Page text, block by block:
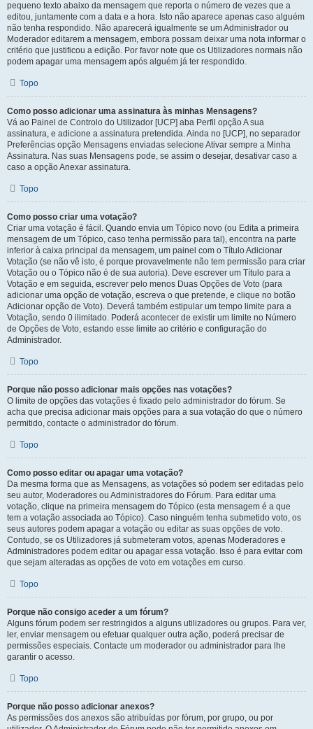
pequeno texto abaixo da mensagem que reporta o número de vezes que a
editou, juntamente com a data e a hora. Isto não aparece apenas caso alguém
não tenha respondido. Não aparecerá igualmente se um Administrador ou
Moderador editarem a mensagem, embora possam deixar uma nota informar o
critério que justificou a edição. Por favor note que os Utilizadores normais não
podem apagar uma mensagem após alguém já ter respondido.
Topo
Como posso adicionar uma assinatura às minhas Mensagens?
Vá ao Painel de Controlo do Utilizador [UCP] aba Perfil opção A sua
assinatura, e adicione a assinatura pretendida. Ainda no [UCP], no separador
Preferências opção Mensagens enviadas selecione Ativar sempre a Minha
Assinatura. Nas suas Mensagens pode, se assim o desejar, desativar caso a
caso a opção Anexar assinatura.
Topo
Como posso criar uma votação?
Criar uma votação é fácil. Quando envia um Tópico novo (ou Edita a primeira
mensagem de um Tópico, caso tenha permissão para tal), encontra na parte
inferior à caixa principal da mensagem, um painel com o Título Adicionar
Votação (se não vê isto, é porque provavelmente não tem permissão para criar
Votação ou o Tópico não é de sua autoria). Deve escrever um Título para a
Votação e em seguida, escrever pelo menos Duas Opções de Voto (para
adicionar uma opção de votação, escreva o que pretende, e clique no botão
Adicionar opção de Voto). Deverá também estipular um tempo limite para a
Votação, sendo 0 ilimitado. Poderá acontecer de existir um limite no Número
de Opções de Voto, estando esse limite ao critério e configuração do
Administrador.
Topo
Porque não posso adicionar mais opções nas votações?
O limite de opções das votações é fixado pelo administrador do fórum. Se
acha que precisa adicionar mais opções para a sua votação do que o número
permitido, contacte o administrador do fórum.
Topo
Como posso editar ou apagar uma votação?
Da mesma forma que as Mensagens, as votações só podem ser editadas pelo
seu autor, Moderadores ou Administradores do Fórum. Para editar uma
votação, clique na primeira mensagem do Tópico (esta mensagem é a que
tem a votação associada ao Tópico). Caso ninguém tenha submetido voto, os
seus autores podem apagar a votação ou editar as suas opções de voto.
Contudo, se os Utilizadores já submeteram votos, apenas Moderadores e
Administradores podem editar ou apagar essa votação. Isso é para evitar com
que sejam alteradas as opções de voto em votações em curso.
Topo
Porque não consigo aceder a um fórum?
Alguns fórum podem ser restringidos a alguns utilizadores ou grupos. Para ver,
ler, enviar mensagem ou efetuar qualquer outra ação, poderá precisar de
permissões especiais. Contacte um moderador ou administrador para lhe
garantir o acesso.
Topo
Porque não posso adicionar anexos?
As permissões dos anexos são atribuídas por fórum, por grupo, ou por